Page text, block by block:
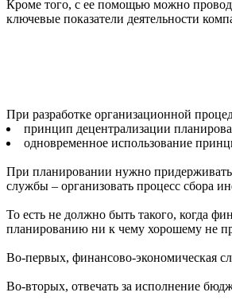
Кроме того, с ее помощью можно
ключевые показатели деятельности
При разработке организационной
принцип децентрализации
одновременное использование
При планировании нужно
службы – организовать процесс сбора
То есть не должно быть такого, когда
планированию ни к чему хорошему не
Во-первых, финансово-экономическая
Во-вторых, отвечать за исполнение